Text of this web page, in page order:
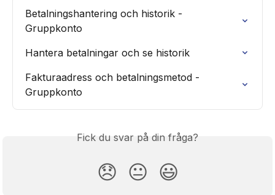
Betalningshantering och historik -
Gruppkonto
Hantera betalningar och se historik
Fakturaadress och betalningsmetod -
Gruppkonto
Fick du svar på din fråga?
😞 😐 😃